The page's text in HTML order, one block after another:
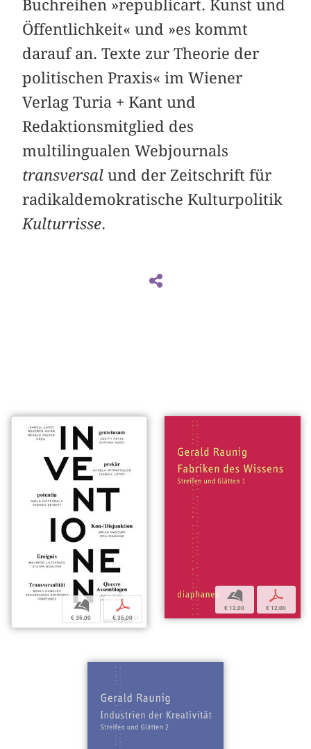
Buchreihen »republicart. Kunst und
Öffentlichkeit« und »es kommt
darauf an. Texte zur Theorie der
politischen Praxis« im Wiener
Verlag Turia + Kant und
Redaktionsmitglied des
multilingualen Webjournals
transversalund der Zeitschrift für
radikaldemokratische Kulturpolitik
Kulturrisse.
b
€ 35,00
p
€ 35,00
b
€ 12,00
p
€ 12,00